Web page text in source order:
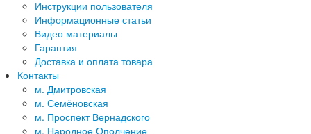
Инструкции пользователя
Информационные статьи
Видео материалы
Гарантия
Доставка и оплата товара
Контакты
м. Дмитровская
м. Семёновская
м. Проспект Вернадского
м. Народное Ополчение